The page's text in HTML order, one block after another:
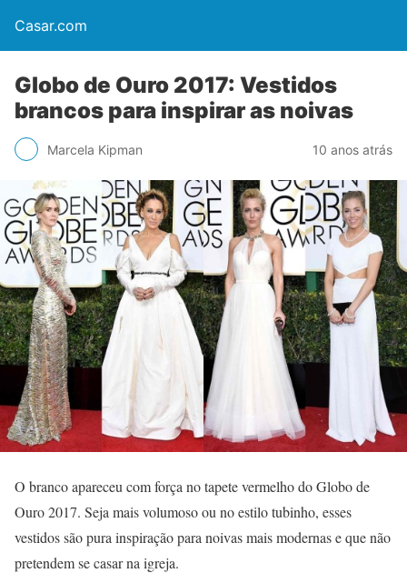
Casar.com
Globo de Ouro 2017: Vestidos
brancos para inspirar as noivas
Marcela Kipman 10 anos atrás
O branco apareceu com força no tapete vermelho do Globo de
Ouro 2017. Seja mais volumoso ou no estilo tubinho, esses
vestidos são pura inspiração para noivas mais modernas e que não
pretendem se casar na igreja.